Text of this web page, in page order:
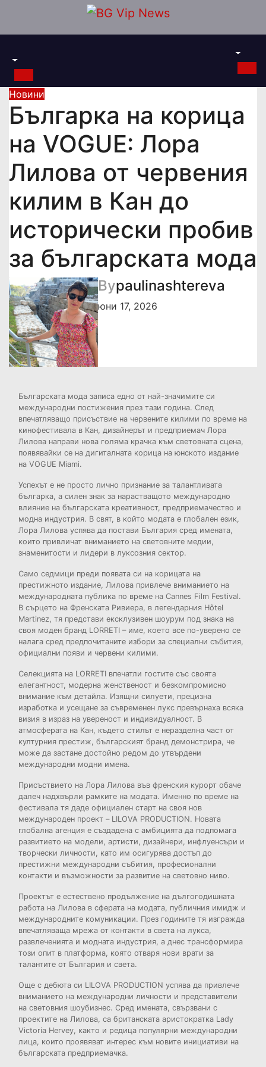
content
Новини
Българка на корица
на VOGUE: Лора
Лилова от червения
килим в Кан до
исторически пробив
за българската мода
Bypaulinashtereva
юни 17, 2026
Българската мода записа едно от най-значимите си
международни постижения през тази година. След
впечатляващо присъствие на червените килими по време на
кинофестивала в Кан, дизайнерът и предприемач Лора
Лилова направи нова голяма крачка към световната сцена,
появявайки се на дигиталната корица на юнското издание
на VOGUE Miami.
Успехът е не просто лично признание за талантливата
българка, а силен знак за нарастващото международно
влияние на българската креативност, предприемачество и
модна индустрия. В свят, в който модата е глобален език,
Лора Лилова успява да постави България сред имената,
които привличат вниманието на световните медии,
знаменитости и лидери в луксозния сектор.
Само седмици преди появата си на корицата на
престижното издание, Лилова привлече вниманието на
международната публика по време на Cannes Film Festival.
В сърцето на Френската Ривиера, в легендарния Hôtel
Martinez, тя представи ексклузивен шоурум под знака на
своя моден бранд LORRETI – име, което все по-уверено се
налага сред предпочитаните избори за специални събития,
официални появи и червени килими.
Селекцията на LORRETI впечатли гостите със своята
елегантност, модерна женственост и безкомпромисно
внимание към детайла. Изящни силуети, прецизна
изработка и усещане за съвременен лукс превърнаха всяка
визия в израз на увереност и индивидуалност. В
атмосферата на Кан, където стилът е неразделна част от
културния престиж, българският бранд демонстрира, че
може да застане достойно редом до утвърдени
международни модни имена.
Присъствието на Лора Лилова във френския курорт обаче
далеч надхвърли рамките на модата. Именно по време на
фестивала тя даде официален старт на своя нов
международен проект – LILOVA PRODUCTION. Новата
глобална агенция е създадена с амбицията да подпомага
развитието на модели, артисти, дизайнери, инфлуенсъри и
творчески личности, като им осигурява достъп до
престижни международни събития, професионални
контакти и възможности за развитие на световно ниво.
Проектът е естествено продължение на дългогодишната
работа на Лилова в сферата на модата, публичния имидж и
международните комуникации. През годините тя изгражда
впечатляваща мрежа от контакти в света на лукса,
развлеченията и модната индустрия, а днес трансформира
този опит в платформа, която отваря нови врати за
талантите от България и света.
Още с дебюта си LILOVA PRODUCTION успява да привлече
вниманието на международни личности и представители
на световния шоубизнес. Сред имената, свързвани с
проектите на Лилова, са британската аристократка Lady
Victoria Hervey, както и редица популярни международни
лица, които проявяват интерес към новите инициативи на
българската предприемачка.